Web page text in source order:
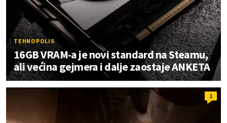
TEHNOPOLIS
16GB VRAM-a je novi standard na Steamu,
ali većina gejmera i dalje zaostaje ANKETA
1